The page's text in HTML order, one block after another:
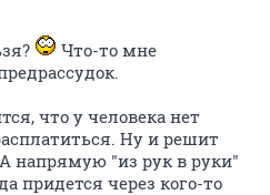
Что-то мне
что у человека нет
Ну и решит
напрямую "из рук в руки"
придется через кого-то